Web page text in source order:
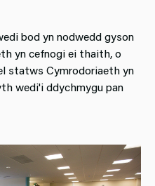
bod yn nodwedd gyson
yn cefnogi ei thaith, o
statws Cymrodoriaeth yn
wedi'i ddychmygu pan